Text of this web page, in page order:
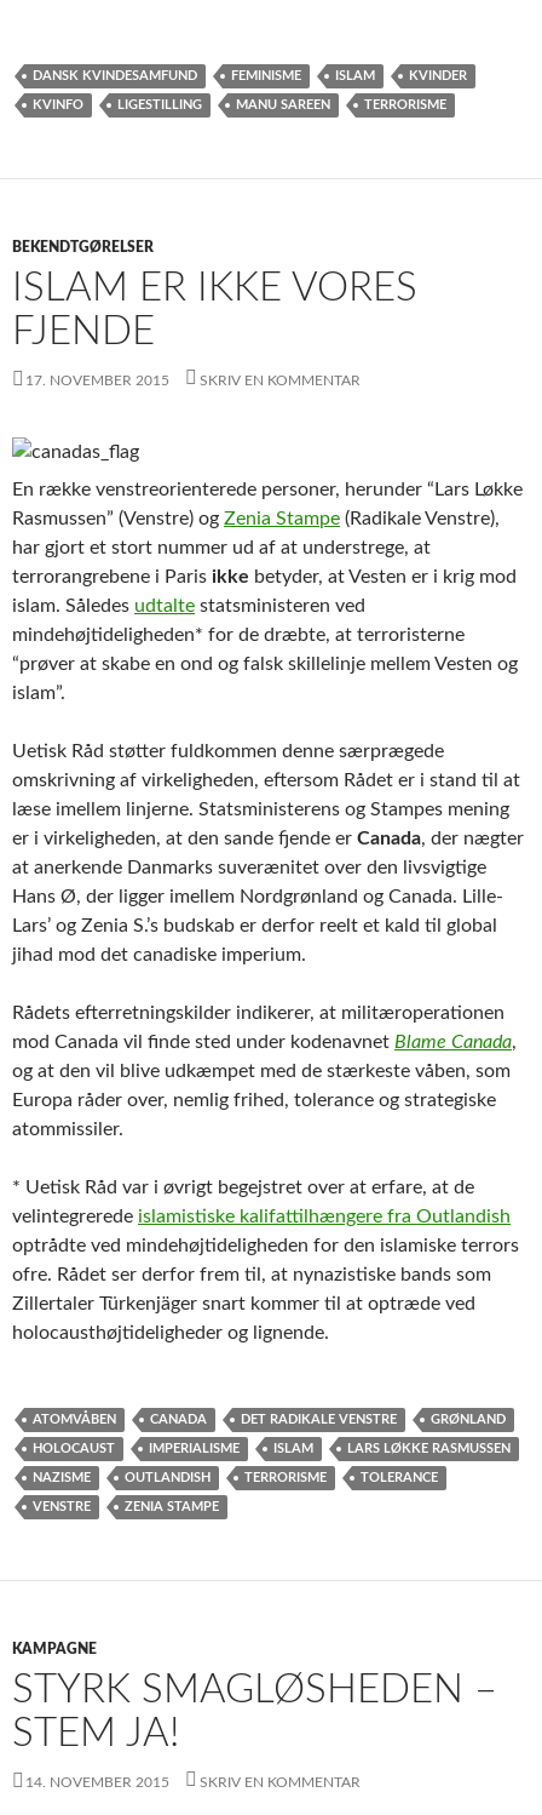
DANSK KVINDESAMFUND FEMINISME ISLAM KVINDER
KVINFO LIGESTILLING MANU SAREEN TERRORISME
BEKENDTGØRELSER
ISLAM ER IKKE VORES
FJENDE
17. NOVEMBER 2015 SKRIV EN KOMMENTAR
En række venstreorienterede personer, herunder “Lars Løkke
Rasmussen” (Venstre) og Zenia Stampe (Radikale Venstre),
har gjort et stort nummer ud af at understrege, at
terrorangrebene i Paris ikke betyder, at Vesten er i krig mod
islam. Således udtalte statsministeren ved
mindehøjtideligheden* for de dræbte, at terroristerne
“prøver at skabe en ond og falsk skillelinje mellem Vesten og
islam”.
Uetisk Råd støtter fuldkommen denne særprægede
omskrivning af virkeligheden, eftersom Rådet er i stand til at
læse imellem linjerne. Statsministerens og Stampes mening
er i virkeligheden, at den sande fjende er Canada, der nægter
at anerkende Danmarks suverænitet over den livsvigtige
Hans Ø, der ligger imellem Nordgrønland og Canada. Lille-
Lars’ og Zenia S.’s budskab er derfor reelt et kald til global
jihad mod det canadiske imperium.
Rådets efterretningskilder indikerer, at militæroperationen
mod Canada vil finde sted under kodenavnet Blame Canada,
og at den vil blive udkæmpet med de stærkeste våben, som
Europa råder over, nemlig frihed, tolerance og strategiske
atommissiler.
* Uetisk Råd var i øvrigt begejstret over at erfare, at de
velintegrerede islamistiske kalifattilhængere fra Outlandish
optrådte ved mindehøjtideligheden for den islamiske terrors
ofre. Rådet ser derfor frem til, at nynazistiske bands som
Zillertaler Türkenjäger snart kommer til at optræde ved
holocausthøjtideligheder og lignende.
ATOMVÅBEN CANADA DET RADIKALE VENSTRE GRØNLAND
HOLOCAUST IMPERIALISME ISLAM LARS LØKKE RASMUSSEN
NAZISME OUTLANDISH TERRORISME TOLERANCE
VENSTRE ZENIA STAMPE
KAMPAGNE
STYRK SMAGLØSHEDEN –
STEM JA!
14. NOVEMBER 2015 SKRIV EN KOMMENTAR